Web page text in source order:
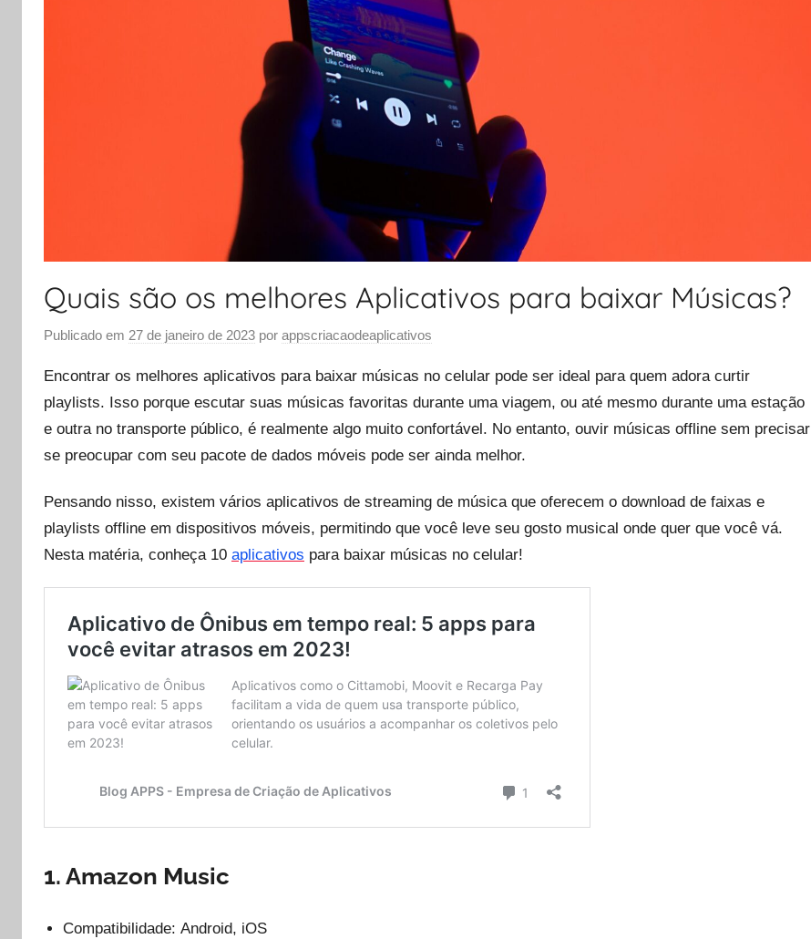
Quais são os melhores Aplicativos para baixar Músicas?
Publicado em 27 de janeiro de 2023 por appscriacaodeaplicativos
Encontrar os melhores aplicativos para baixar músicas no celular pode ser ideal para quem adora curtir
playlists. Isso porque escutar suas músicas favoritas durante uma viagem, ou até mesmo durante uma estação
e outra no transporte público, é realmente algo muito confortável. No entanto, ouvir músicas offline sem precisar
se preocupar com seu pacote de dados móveis pode ser ainda melhor.
Pensando nisso, existem vários aplicativos de streaming de música que oferecem o download de faixas e
playlists offline em dispositivos móveis, permitindo que você leve seu gosto musical onde quer que você vá.
Nesta matéria, conheça 10 aplicativos para baixar músicas no celular!
1. Amazon Music
Compatibilidade: Android, iOS